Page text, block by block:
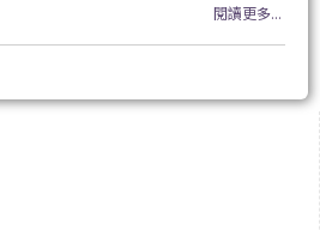
閱讀更多...